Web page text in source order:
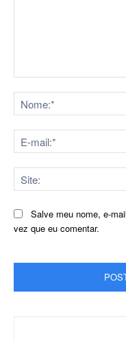
Salve meu nome, e-
vez que eu comentar.